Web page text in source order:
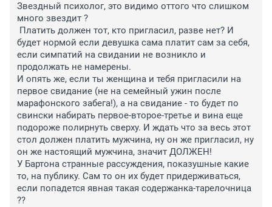
Звездный психолог, это видимо оттого что слишком
много звездит ?
Платить должен тот, кто пригласил, разве нет? И
будет нормой если девушка сама платит сам за себя,
если симпатий на свидании не возникло и
продолжать не намерены.
И опять же, если ты женщина и тебя пригласили на
первое свидание (не на семейный ужин после
марафонского забега!), а на свидание - то будет по
свински набирать первое-второе-третье и вина еще
подороже полирнуть сверху. И ждать что за весь этот
стол должен платить мужчина, ну он же пригласил, ну
он же настоящий мужчина, значит ДОЛЖЕН!
У Бартона странные рассуждения, показушные какие
то, на публику. Сам то он их будет придерживаться,
если попадется явная такая содержанка-тарелочница
??